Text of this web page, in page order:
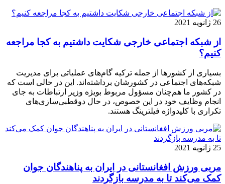
26 ژانویه 2021
از شبکه اجتماعی خارجی شکایت داشتیم به کجا مراجعه
کنیم؟
بسیاری از کشورها از جمله ترکیه گام‌های عملیاتی برای مدیریت
شبکه‌های اجتماعی در کشورشان برداشته‌اند. این در حالی است که
در کشور ما هم‌چنان مسؤول مربوط بویژه وزیر ارتباطات به جای
انجام وظایف خود در این خصوص، در حال دوقطبی‌‌سازی‌های
تکراری با کلیدواژه فیلترینگ هستند.
25 ژانویه 2021
مربی ورزش افغانستانی در ایران به پناهندگان جوان
کمک می‌کند تا به مدرسه بازگردند